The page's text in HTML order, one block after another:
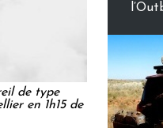
de type
en 1h15 de